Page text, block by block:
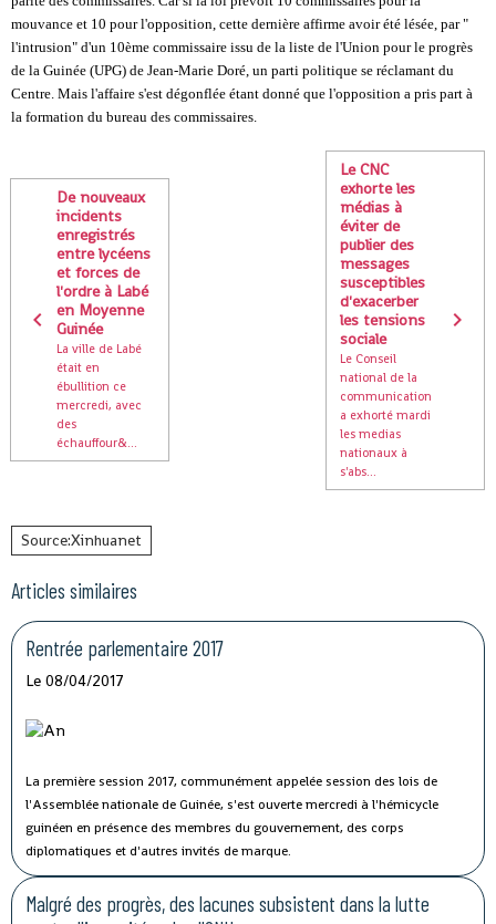
mouvance et 10 pour l'opposition, cette dernière affirme avoir été lésée, par "
l'intrusion" d'un 10ème commissaire issu de la liste de l'Union pour le progrès
de la Guinée (UPG) de Jean-Marie Doré, un parti politique se réclamant du
Centre. Mais l'affaire s'est dégonflée étant donné que l'opposition a pris part à
la formation du bureau des commissaires.
De nouveaux
incidents
enregistrés
entre lycéens
et forces de
l'ordre à Labé
en Moyenne
Guinée
La ville de Labé
était en
ébullition ce
mercredi, avec
des
échauffour&...
Le CNC
exhorte les
médias à
éviter de
publier des
messages
susceptibles
d'exacerber
les tensions
sociale
Le Conseil
national de la
communication
a exhorté mardi
les medias
nationaux à
s'abs...
Source:Xinhuanet
Articles similaires
Rentrée parlementaire 2017
Le 08/04/2017
La première session 2017, communément appelée session des lois de
l'Assemblée nationale de Guinée, s'est ouverte mercredi à l'hémicycle
guinéen en présence des membres du gouvernement, des corps
diplomatiques et d'autres invités de marque.
Malgré des progrès, des lacunes subsistent dans la lutte